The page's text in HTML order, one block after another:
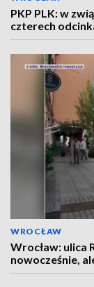
PKP PLK: w
czterech
WROCŁAW
Wrocław: ulica
nowocześnie,